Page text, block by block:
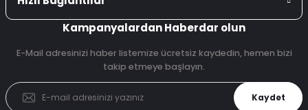
Kampanyalardan Haberdar olun
E-Mail adresinizi haber listemize ücretsiz kaydedin, hemen bizi
takip etmeye başlayın.
Kaydet